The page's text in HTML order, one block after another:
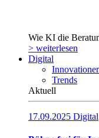
Wie KI die
> weiterlesen
Digital
Trends
Aktuell
17.09.2025 Digital